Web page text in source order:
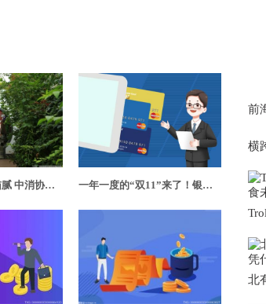
旅游合同中暗藏猫腻 中消协：遭改期改线消费者有权索赔 一年一度的“双11”来了！银行在垂直化消费场景祭出诸多“新招”